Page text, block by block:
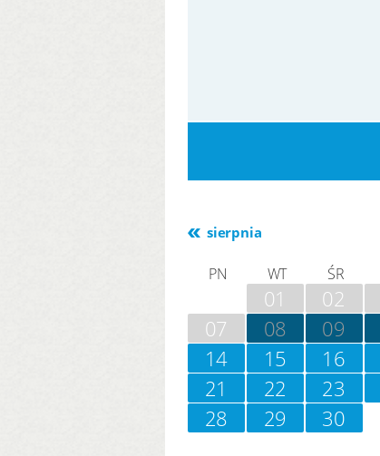
sierpnia
PN WT ŚR
01 02
07
08 09
14
15 16
21
22 23
28
29 30